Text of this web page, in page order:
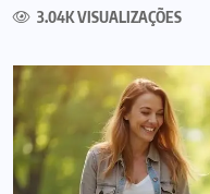
3.04K VISUALIZAÇÕES